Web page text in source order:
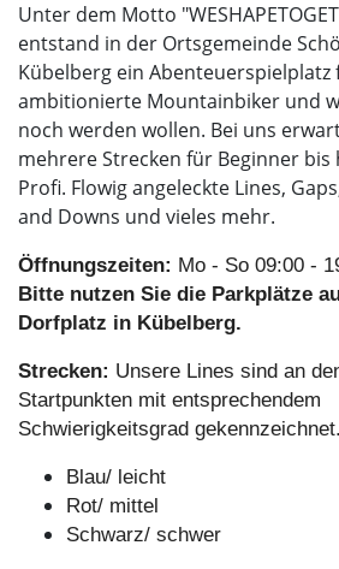
Unter dem Motto
entstand in der Ortsgemeinde
Kübelberg ein Abenteuerspielplatz
ambitionierte Mountainbiker und
noch werden wollen. Bei uns
mehrere Strecken für Beginner bis
Profi. Flowig angeleckte Lines,
and Downs und vieles mehr.
Öffnungszeiten: Mo - So 09:00 -
Bitte nutzen Sie die Parkplätze
Dorfplatz in Kübelberg.
Strecken: Unsere Lines sind an
Startpunkten mit entsprechendem
Schwierigkeitsgrad gekennzeichnet.
Blau/ leicht
Rot/ mittel
Schwarz/ schwer